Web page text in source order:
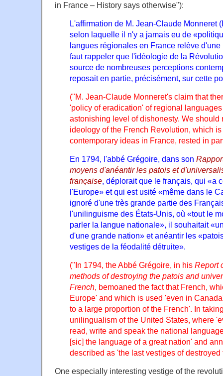
in France – History says otherwise"):
L'affirmation de M. Jean-Claude Monneret
selon laquelle il n'y a jamais eu de
langues régionales en France relève
faut rappeler que l'idéologie de la
source de nombreuses perceptions
reposait en partie, précisément, sur cette
("M. Jean-Claude Monneret's claim that
'policy of eradication' of regional
astonishing level of dishonesty. We should
ideology of the French Revolution, which
contemporary ideas in France, rested in
En 1794, l'abbé Grégoire, dans son
moyens d'anéantir les patois et
française, déplorait que le français, qui «a
l'Europe» et qui est usité «même dans le
ignoré d'une très grande partie des
l'unilinguisme des États-Unis, où «tout le
parler la langue nationale», il souhaitait
d'une grande nation» et anéantir les
vestiges de la féodalité détruite».
("In 1794, the Abbé Grégoire, in his Report
methods of destroying the patois and
French, bemoaned the fact that French,
Europe' and which is used 'even in
to a large proportion of the French'. In
unilingualism of the United States, where
read, write and speak the national
[sic] the language of a great nation' and
described as 'the last vestiges of
One especially interesting vestige of the